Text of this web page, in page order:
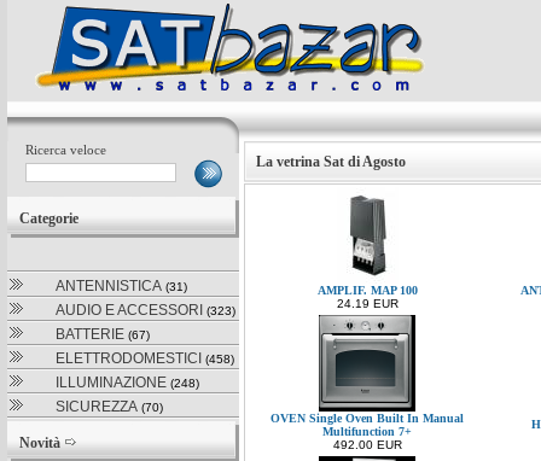
Ricerca veloce
Categorie
ANTENNISTICA (31)
AUDIO E ACCESSORI (323)
BATTERIE (67)
ELETTRODOMESTICI (458)
ILLUMINAZIONE (248)
SICUREZZA (70)
Novità
La vetrina Sat di Agosto
AMPLIF. MAP 100
24.19 EUR
OVEN Single Oven Built In Manual
Multifunction 7+
492.00 EUR